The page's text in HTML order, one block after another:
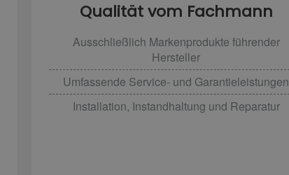
Qualität vom Fachmann
Ausschließlich Markenprodukte führender
Hersteller
Umfassende Service- und Garantieleistungen
Installation, Instandhaltung und Reparatur